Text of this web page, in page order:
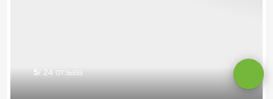
5/ 24 отзыва